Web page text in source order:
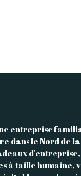
entreprise
dans le Nord de
d'entreprise,
à taille humaine,